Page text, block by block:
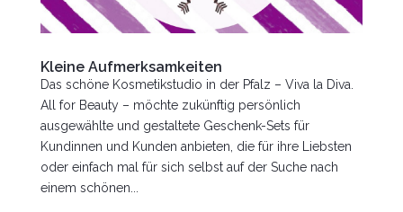
Kleine Aufmerksamkeiten
Das schöne Kosmetikstudio in der Pfalz – Viva la Diva.
All for Beauty – möchte zukünftig persönlich
ausgewählte und gestaltete Geschenk-Sets für
Kundinnen und Kunden anbieten, die für ihre Liebsten
oder einfach mal für sich selbst auf der Suche nach
einem schönen...